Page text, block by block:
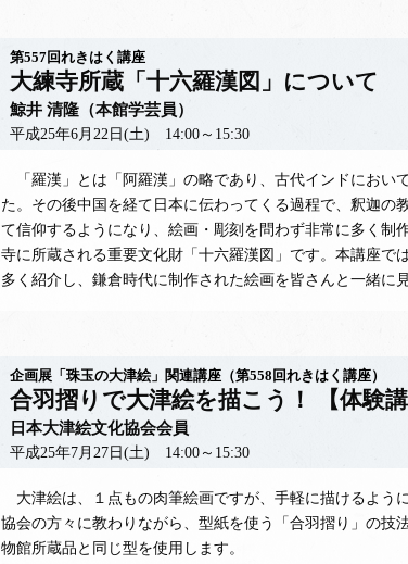
第557回れきはく講座
大練寺所蔵「十六羅漢図」について
鯨井 清隆（本館学芸員）
平成25年6月22日(土) 14:00～15:30
「羅漢」とは「阿羅漢」の略であり、古代インドにおい
た。その後中国を経て日本に伝わってくる過程で、釈迦の
て信仰するようになり、絵画・彫刻を問わず非常に多く制
寺に所蔵される重要文化財「十六羅漢図」です。本講座で
多く紹介し、鎌倉時代に制作された絵画を皆さんと一緒に
企画展「珠玉の大津絵」関連講座（第558回れきはく講座）
合羽摺りで大津絵を描こう！ 【体験講
日本大津絵文化協会会員
平成25年7月27日(土) 14:00～15:30
大津絵は、１点もの肉筆絵画ですが、手軽に描けるよう
協会の方々に教わりながら、型紙を使う「合羽摺り」の技
物館所蔵品と同じ型を使用します。